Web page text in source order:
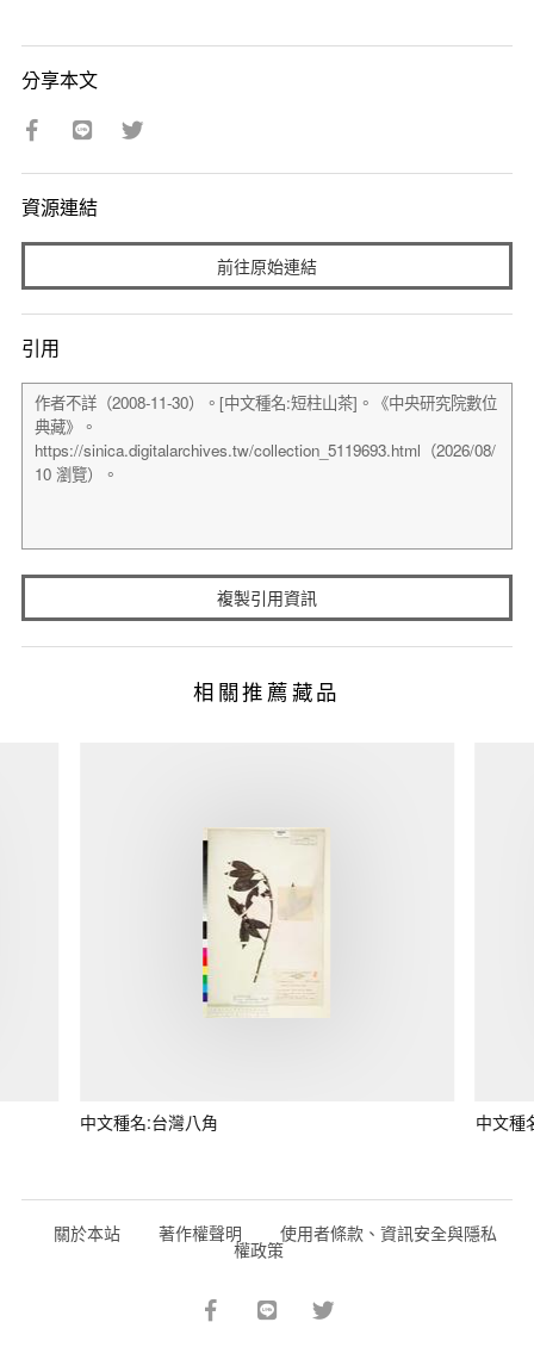
分享本文
資源連結
前往原始連結
引用
複製引用資訊
相關推薦藏品
中文種名:台灣八角 中文種
關於本站 著作權聲明 使用者條款、資訊安全與隱私
權政策